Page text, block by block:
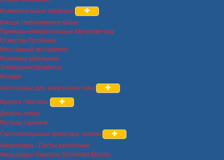
Измерительные приборы
Клещи токоизмерительные
Приборы измерительные Мультиметры
Отвертки-Пробники
Монтажный инструмент
Ножницы кабельные
Электроинструменты
Фонари
Аксессуары для электромонтажа
Крепеж / Метизы
Дюбель-хомут
Метизы / крепеж
Светосигнальная арматура, кнопки
Аксессуары - Посты кнопочные
Аксессуары Harmony Schneider Electric